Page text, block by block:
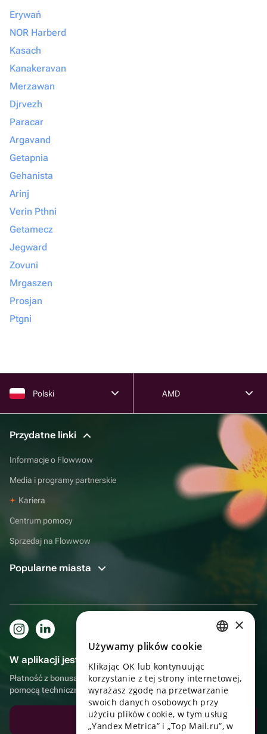
Erywań
NOR Harberd
Kasach
Kanakeravan
Merzawan
Djrvezh
Paracar
Argavand
Getapnia
Gehanista
Arinj
Verin Pthni
Getamecz
Jegward
Zovuni
Mrgaszen
Prosjan
Ptgni
Polski AMD
Przydatne linki
Informacje o Flowwow
Media i programy partnerskie
Kariera
Centrum pomocy
Sprzedaj na Flowwow
Popularne miasta
W aplikacji jest to jeszcze wygodniejsze!
Płatność z bonusami, samodzielna dostawa, wygodny czat z
pomocą techniczną
Pobierz aplikację
UKRAINIAN
PORTUGUESE
SPANISH
×
Używamy plików cookie
Klikając OK lub kontynuując
korzystanie z tej strony internetowej,
wyrażasz zgodę na przetwarzanie
swoich danych osobowych przy
użyciu plików cookie, w tym usług
„Yandex Metrica” i „Top Mail.ru”, w